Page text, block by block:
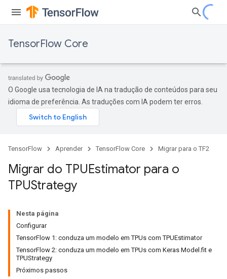
TensorFlow Core
O Google usa tecnologia de IA na tradução de conteúdos para seu
idioma de preferência. As traduções com IA podem ter erros.
TensorFlow Aprender TensorFlow Core Migrar para o TF2
Migrar do TPUEstimator para o
TPUStrategy
Nesta página
Configurar
TensorFlow 1: conduza um modelo em TPUs com TPUEstimator
TensorFlow 2: conduza um modelo em TPUs com Keras Model.fit e
TPUStrategy
Próximos passos